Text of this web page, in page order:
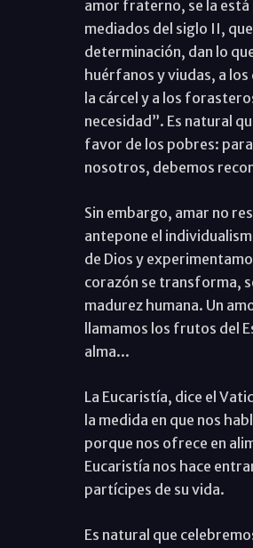
amor fraterno, se la está
mediados del siglo II,
determinación, dan lo
huérfanos y viudas, a
la cárcel y a los
necesidad”. Es natural
favor de los pobres:
nosotros, debemos
Sin embargo, amar no
antepone el
de Dios y
corazón se transforma,
madurez humana. Un
llamamos los frutos del
alma...
La Eucaristía, dice el
la medida en que nos
porque nos ofrece en
Eucaristía nos hace
partícipes de su vida.
Es natural que